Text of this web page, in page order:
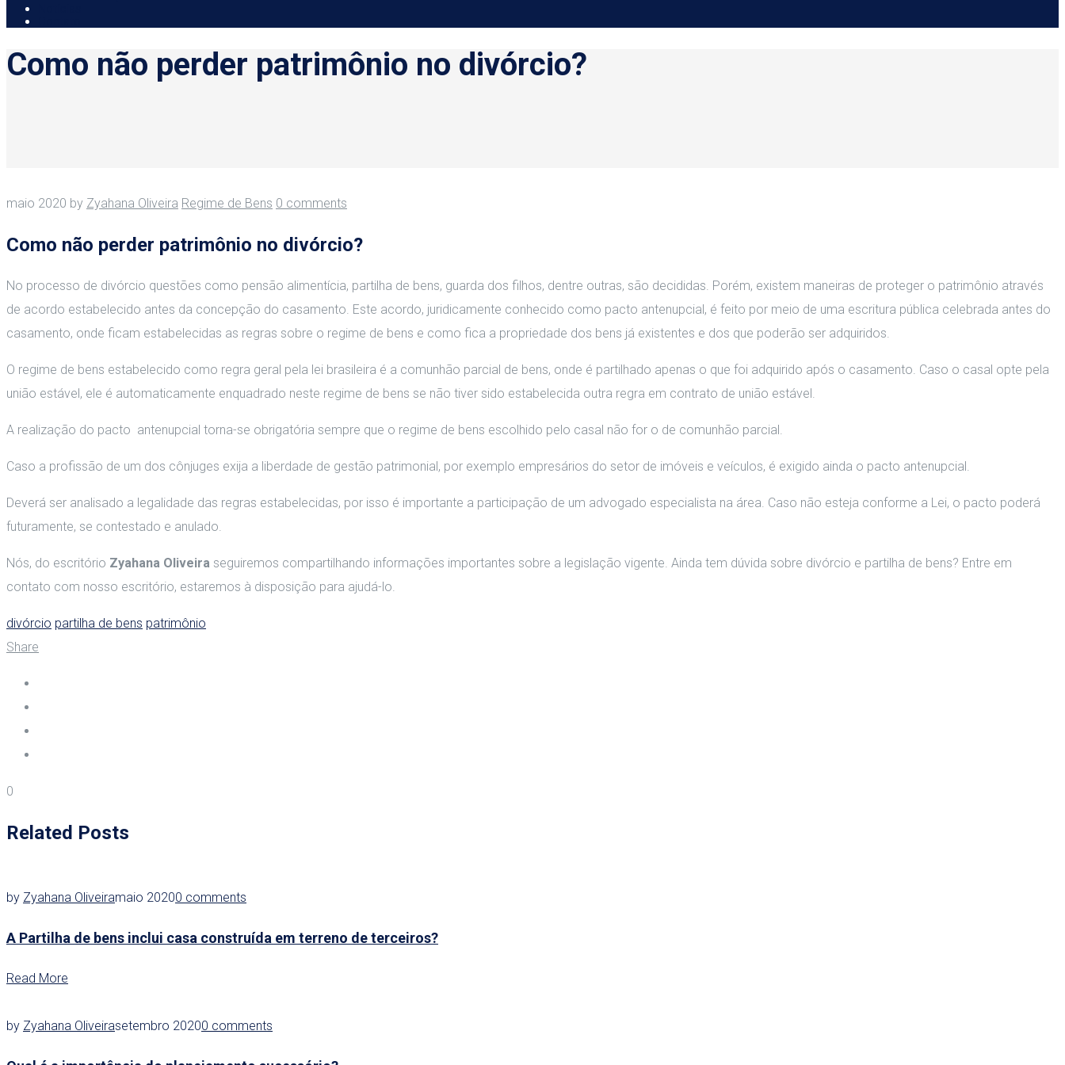
Como não perder patrimônio no divórcio?
maio 2020 by Zyahana Oliveira Regime de Bens 0 comments
Como não perder patrimônio no divórcio?
No processo de divórcio questões como pensão alimentícia, partilha de bens, guarda dos filhos, dentre outras, são decididas. Porém, existem maneiras de proteger o patrimônio através
de acordo estabelecido antes da concepção do casamento. Este acordo, juridicamente conhecido como pacto antenupcial, é feito por meio de uma escritura pública celebrada antes do
casamento, onde ficam estabelecidas as regras sobre o regime de bens e como fica a propriedade dos bens já existentes e dos que poderão ser adquiridos.
O regime de bens estabelecido como regra geral pela lei brasileira é a comunhão parcial de bens, onde é partilhado apenas o que foi adquirido após o casamento. Caso o casal opte pela
união estável, ele é automaticamente enquadrado neste regime de bens se não tiver sido estabelecida outra regra em contrato de união estável.
A realização do pacto antenupcial torna-se obrigatória sempre que o regime de bens escolhido pelo casal não for o de comunhão parcial.
Caso a profissão de um dos cônjuges exija a liberdade de gestão patrimonial, por exemplo empresários do setor de imóveis e veículos, é exigido ainda o pacto antenupcial.
Deverá ser analisado a legalidade das regras estabelecidas, por isso é importante a participação de um advogado especialista na área. Caso não esteja conforme a Lei, o pacto poderá
futuramente, se contestado e anulado.
Nós, do escritório Zyahana Oliveira seguiremos compartilhando informações importantes sobre a legislação vigente. Ainda tem dúvida sobre divórcio e partilha de bens? Entre em
contato com nosso escritório, estaremos à disposição para ajudá-lo.
divórcio partilha de bens patrimônio
Share
0
Related Posts
by Zyahana Oliveiramaio 20200 comments
A Partilha de bens inclui casa construída em terreno de terceiros?
Read More
by Zyahana Oliveirasetembro 20200 comments